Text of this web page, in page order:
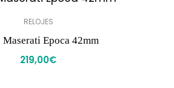
RELOJES
Epoca 42mm
219,00€